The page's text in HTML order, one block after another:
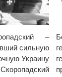
–
сильную
Украину